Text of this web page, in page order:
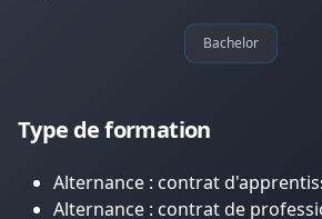
Bachelor
Type de formation
Alternance : contrat
Alternance : contrat de